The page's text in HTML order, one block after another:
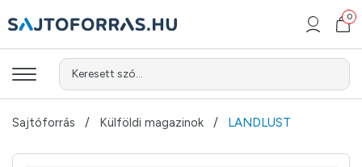
Keresett szó...
0
Sajtóforrás Külföldi magazinok LANDLUST